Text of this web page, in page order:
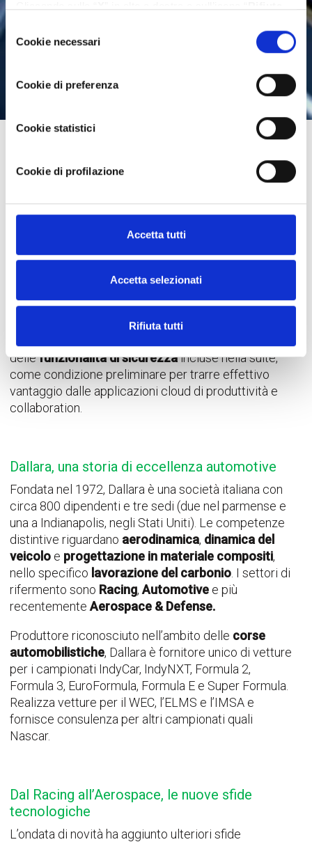
cookie diversi da quelli tecnici. Se invece vuole
personalizzare le Sue scelte può selezionare i cookie
diversi da quelli tecnici e successivamente cliccare su
“Accetta selezionati”. Ulteriori informazioni sono
Selezione
delCookie necessari
Cookie di preferenza
Cookie statistici
Cookie di profilazione
Accetta tutti
Accetta selezionati
Rifiuta tutti
motore per correre in cloud
Racing, dell’Automotive e dell’Aerospace, il
costruttore automotiveDallarasi è rivolto a
WeAreProject
l’adozione della piattaforma
Il progetto ha messo al centro l’implementazione
dellefunzionalità di sicurezzaincluse nella suite,
come condizione preliminare per trarre effettivo
vantaggio dalle applicazioni cloud di produttività e
collaboration.
Dallara, una storia di eccellenza automotive
Fondata nel 1972, Dallara è una società italiana con
circa 800 dipendenti e tre sedi (due nel parmense e
una a Indianapolis, negli Stati Uniti). Le competenze
distintive riguardano aerodinamica, dinamica del
veicoloe progettazione in materiale compositi,
nello specifico lavorazione del carbonio. I settori di
rifermento sono Racing, Automotivee più
recentemente Aerospace & Defense.
Produttore riconosciuto nell’ambito delle corse
automobilistiche, Dallara è fornitore unico di vetture
per i campionati IndyCar, IndyNXT, Formula 2,
Formula 3, EuroFormula, Formula E e Super Formula.
Realizza vetture per il WEC, l’ELMS e l’IMSA e
fornisce consulenza per altri campionati quali
Nascar.
Dal Racing all’Aerospace, le nuove sfide
tecnologiche
L’ondata di novità ha aggiunto ulteriori sfide